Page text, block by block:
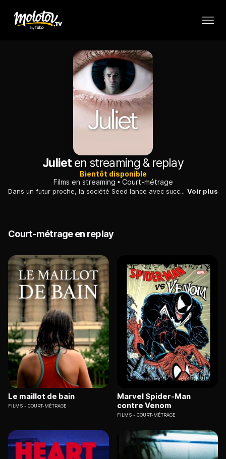
Julieten streaming & replay
Bientôt disponible
Films en streaming
Court-métrage
Dans un futur proche, la société Seed lance avec succès Juliet, la première génération d’êtres synthétiques de compagnie... Voir plus
Court-métrage en replay
Le maillot de bain
FILMS COURT-MÉTRAGE
Marvel Spider-Man
contre Venom
FILMS COURT-MÉTRAGE